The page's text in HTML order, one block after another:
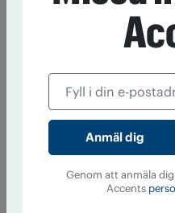
Genom att anmäla
Accents